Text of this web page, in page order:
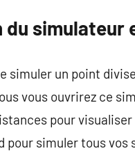
simulateur
simuler un point
vous ouvrirez ce
pour
pour simuler tous vos